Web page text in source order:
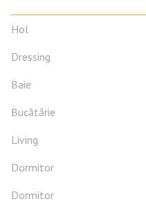
Hol
Dressing
Baie
Bucătărie
Living
Dormitor
Dormitor